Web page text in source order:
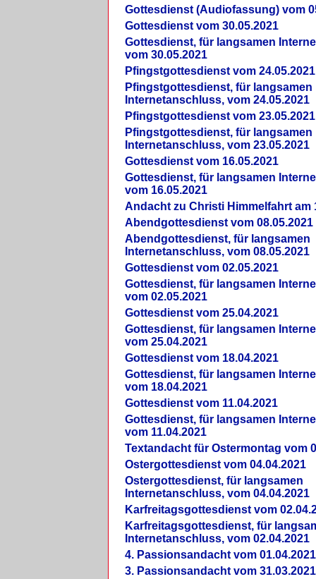
Gottesdienst (Audiofassung) vom
Gottesdienst vom 30.05.2021
Gottesdienst, für langsamen
vom 30.05.2021
Pfingstgottesdienst vom 24.05.2021
Pfingstgottesdienst, für langsamen
Internetanschluss, vom 24.05.2021
Pfingstgottesdienst vom 23.05.2021
Pfingstgottesdienst, für langsamen
Internetanschluss, vom 23.05.2021
Gottesdienst vom 16.05.2021
Gottesdienst, für langsamen
vom 16.05.2021
Andacht zu Christi Himmelfahrt am
Abendgottesdienst vom 08.05.2021
Abendgottesdienst, für langsamen
Internetanschluss, vom 08.05.2021
Gottesdienst vom 02.05.2021
Gottesdienst, für langsamen
vom 02.05.2021
Gottesdienst vom 25.04.2021
Gottesdienst, für langsamen
vom 25.04.2021
Gottesdienst vom 18.04.2021
Gottesdienst, für langsamen
vom 18.04.2021
Gottesdienst vom 11.04.2021
Gottesdienst, für langsamen
vom 11.04.2021
Textandacht für Ostermontag vom
Ostergottesdienst vom 04.04.2021
Ostergottesdienst, für langsamen
Internetanschluss, vom 04.04.2021
Karfreitagsgottesdienst vom
Karfreitagsgottesdienst, für
Internetanschluss, vom 02.04.2021
4. Passionsandacht vom 01.04.2021
3. Passionsandacht vom 31.03.2021